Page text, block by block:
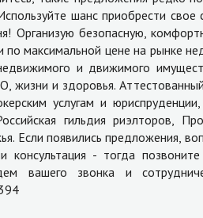
шанс приобрести свое
Организую безопасную,
по максимальной цене на рынке
и движимого
жизни и здоровья.
услугам и
гильдия риэлторов,
Если появились предложения,
консультация - тогда
вашего звонка и